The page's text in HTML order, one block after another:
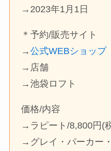
→2023年1月1日
＊予約/販売サイト
→公式WEBショップ
→店舗
→池袋ロフト
価格/内容
→ラピート/8,800円(
→グレイ・パーカー